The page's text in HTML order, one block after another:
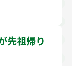
先祖帰り